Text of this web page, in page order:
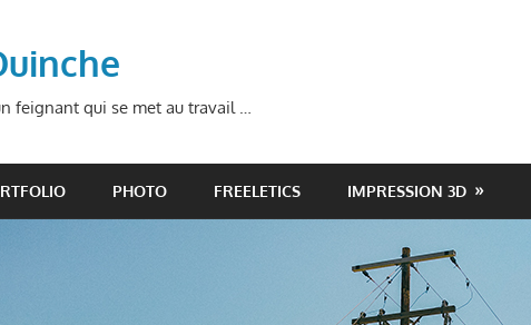
feignant qui se met au travail …
PHOTO FREELETICS IMPRESSION 3D